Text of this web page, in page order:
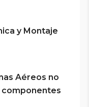
y Montaje
Aéreos no
componentes